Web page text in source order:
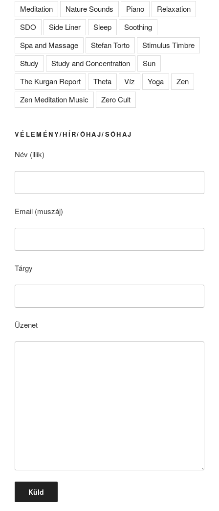
Meditation Nature Sounds Piano
Relaxation
SDO
Side Liner Sleep
Soothing
Spa and Massage
Stefan Torto
Stimulus Timbre
Study
Study and Concentration
Sun
The Kurgan Report
Theta Víz Yoga
Zen
Zen Meditation Music
Zero Cult
VÉLEMÉNY/HÍR/ÓHAJ/SÓHAJ
Név (illik)
Email (muszáj)
Tárgy
Üzenet